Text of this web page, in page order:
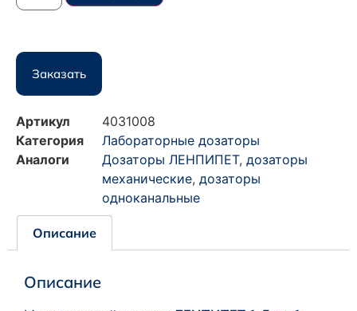
Заказать
Артикул
4031008
Категория
Лабораторные дозаторы
Аналоги
Дозаторы ЛЕНПИПЕТ, дозаторы
механические, дозаторы
одноканальные
Описание
Описание